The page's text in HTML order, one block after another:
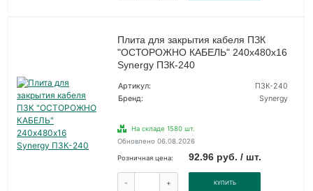
Плита для закрытия кабеля ПЗК
"ОСТОРОЖНО КАБЕЛЬ" 240х480х16
Synergy ПЗК-240
Артикул:
ПЗК-240
Бренд:
Synergy
На складе 1580 шт.
Обновлено 06.08.2026
Розничная цена: 92.96 руб. / шт.
- + КУПИТЬ